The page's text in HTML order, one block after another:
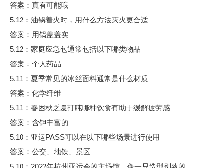
答案：真有可能哦
5.12：油锅着火时，用什么方法灭火更合适
答案：用锅盖盖实
5.12：家庭应急包通常包括以下哪类物品
答案：个人药品
5.11：夏季常见的冰丝面料通常是什么材质
答案：化学纤维
5.11：春困秋乏夏打盹哪种饮食有助于缓解疲劳感
答案：含钾丰富的
5.10：亚运PASS可以在以下哪些场景进行使用
答案：公交、地铁、景区
5.10：2022年杭州亚运会的主场馆，像一只造型别致的